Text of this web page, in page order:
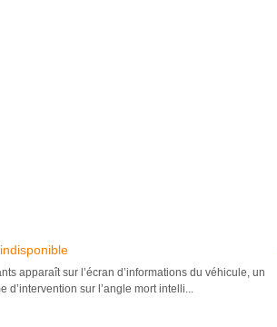
apparaît sur l’écran d’informations du véhicule, un
d’intervention sur l’angle mort intelli...